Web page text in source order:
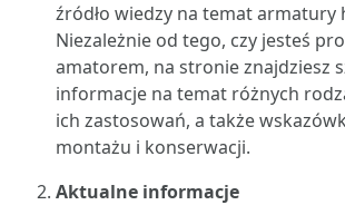
źródło wiedzy na temat armatury
Niezależnie od tego, czy jesteś
amatorem, na stronie znajdziesz
informacje na temat różnych
ich zastosowań, a także
montażu i konserwacji.
Aktualne informacje